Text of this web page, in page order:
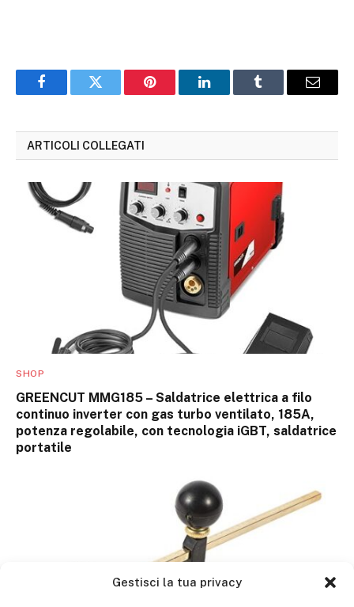
Gestisci la tua privacy
FacebookTwitter Pinterest LinkedInTumblr Email
ARTICOLI COLLEGATI
SHOP
GREENCUT MMG185 – Saldatrice elettrica a filo
continuo inverter con gas turbo ventilato, 185A,
potenza regolabile, con tecnologia iGBT, saldatrice
portatile